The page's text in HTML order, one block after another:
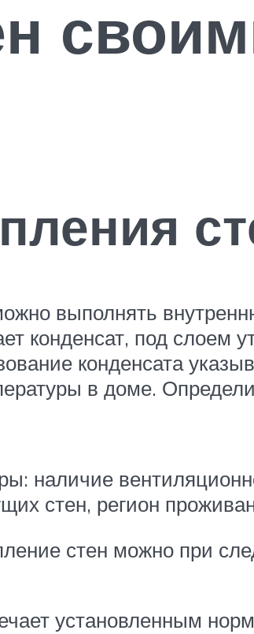
выполнять
конденсат, под слоем
конденсата
в доме.
наличие
стен, регион
стен можно при
установленным